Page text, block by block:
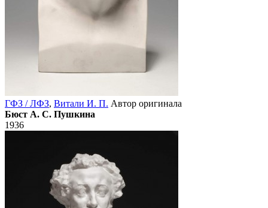
ГФЗ / ЛФЗ, Витали И. П. Автор оригинала
Бюст А. С. Пушкина
1936